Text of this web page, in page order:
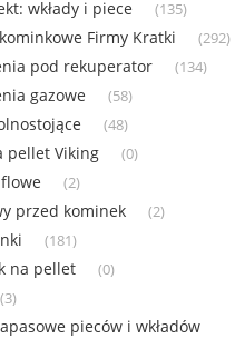
wkłady i piece (135)
Firmy Kratki (292)
pod rekuperator (134)
gazowe (58)
(48)
pellet Viking (0)
(2)
przed kominek (2)
(181)
na pellet (0)
(3)
pieców i wkładów